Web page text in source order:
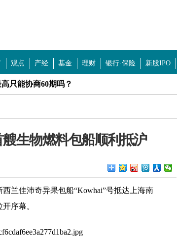
观点 产经 基金 理财 银行·保险 新股IPO
只能协商60期吗？
普克鲁胺哪个国家的？
一阳什么意思？
是媳妇买？
香烟价格表图
艘生物燃料包船顺利抵沪
兰佳沛奇异果包船“Kowhai”号抵达上海南
序幕。